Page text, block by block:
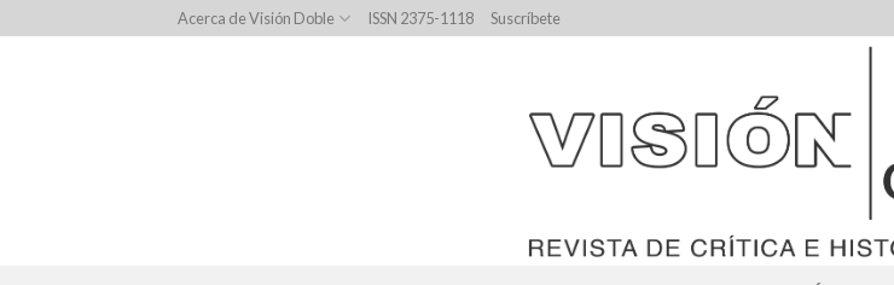
to
Acerca de Visión Doble ISSN 2375-1118 Suscríbete